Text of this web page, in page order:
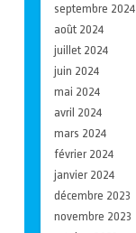
septembre 2024
août 2024
juillet 2024
juin 2024
mai 2024
avril 2024
mars 2024
février 2024
janvier 2024
décembre 2023
novembre 2023